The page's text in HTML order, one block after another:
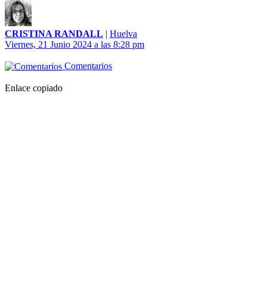
CRISTINA RANDALL | Huelva
Viernes, 21 Junio 2024 a las 8:28 pm
Comentarios
Enlace copiado